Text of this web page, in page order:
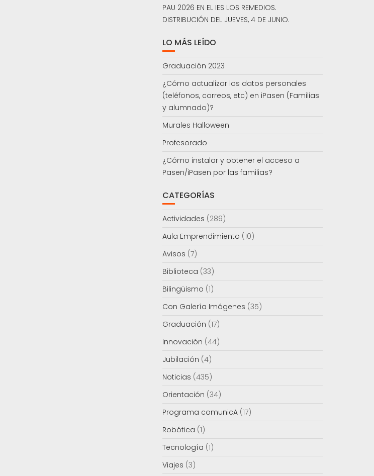
PAU 2026 EN EL IES LOS REMEDIOS.
DISTRIBUCIÓN DEL JUEVES, 4 DE JUNIO.
LO MÁS LEÍDO
Graduación 2023
¿Cómo actualizar los datos personales
(teléfonos, correos, etc) en iPasen (Familias
y alumnado)?
Murales Halloween
Profesorado
¿Cómo instalar y obtener el acceso a
Pasen/iPasen por las familias?
CATEGORÍAS
Actividades (289)
Aula Emprendimiento (10)
Avisos (7)
Biblioteca (33)
Bilingüismo (1)
Con Galería Imágenes (35)
Graduación (17)
Innovación (44)
Jubilación (4)
Noticias (435)
Orientación (34)
Programa comunicA(17)
Robótica (1)
Tecnología (1)
Viajes (3)